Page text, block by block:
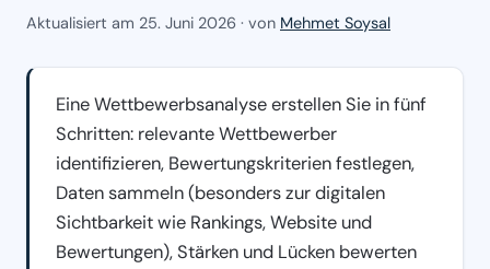
Aktualisiert am 25. Juni 2026 · von Mehmet Soysal
Eine Wettbewerbsanalyse erstellen Sie in fünf
Schritten: relevante Wettbewerber
identifizieren, Bewertungskriterien festlegen,
Daten sammeln (besonders zur digitalen
Sichtbarkeit wie Rankings, Website und
Bewertungen), Stärken und Lücken bewerten